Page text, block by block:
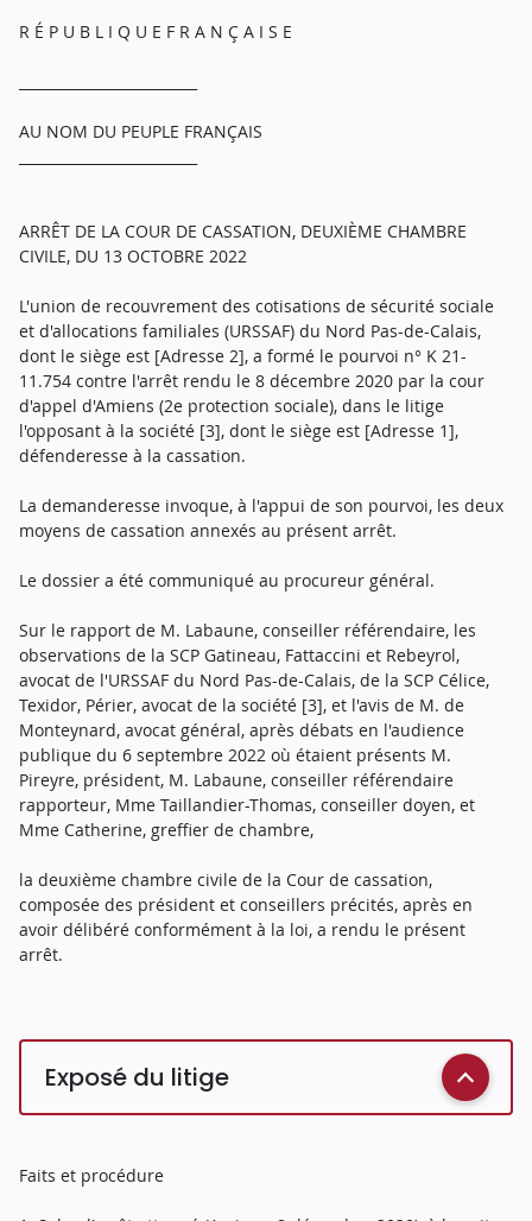
R É P U B L I Q U E F R A N Ç A I S E
AU NOM DU PEUPLE FRANÇAIS
ARRÊT DE LA COUR DE CASSATION, DEUXIÈME CHAMBRE
CIVILE, DU 13 OCTOBRE 2022
L'union de recouvrement des cotisations de sécurité sociale
et d'allocations familiales (URSSAF) du Nord Pas-de-Calais,
dont le siège est [Adresse 2], a formé le pourvoi n° K 21-
11.754 contre l'arrêt rendu le 8 décembre 2020 par la cour
d'appel d'Amiens (2e protection sociale), dans le litige
l'opposant à la société [3], dont le siège est [Adresse 1],
défenderesse à la cassation.
La demanderesse invoque, à l'appui de son pourvoi, les deux
moyens de cassation annexés au présent arrêt.
Le dossier a été communiqué au procureur général.
Sur le rapport de M. Labaune, conseiller référendaire, les
observations de la SCP Gatineau, Fattaccini et Rebeyrol,
avocat de l'URSSAF du Nord Pas-de-Calais, de la SCP Célice,
Texidor, Périer, avocat de la société [3], et l'avis de M. de
Monteynard, avocat général, après débats en l'audience
publique du 6 septembre 2022 où étaient présents M.
Pireyre, président, M. Labaune, conseiller référendaire
rapporteur, Mme Taillandier-Thomas, conseiller doyen, et
Mme Catherine, greffier de chambre,
la deuxième chambre civile de la Cour de cassation,
composée des président et conseillers précités, après en
avoir délibéré conformément à la loi, a rendu le présent
arrêt.
Exposé du litige
Faits et procédure